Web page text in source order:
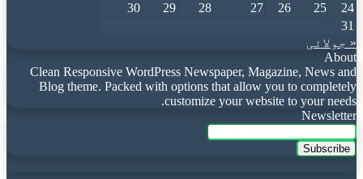
24
25
26
27
28
29
30
31
« جولائی
About
Clean Responsive WordPress Newspaper, Magazine, News and
Blog theme. Packed with options that allow you to completely
customize your website to your needs.
Newsletter
Enter
your
Email